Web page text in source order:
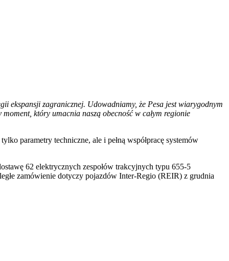
ekspansji zagranicznej. Udowadniamy, że Pesa jest wiarygodnym
który umacnia naszą obecność w całym regionie
parametry techniczne, ale i pełną współpracę systemów
62 elektrycznych zespołów trakcyjnych typu 655-5
zamówienie dotyczy pojazdów Inter-Regio (REIR) z grudnia